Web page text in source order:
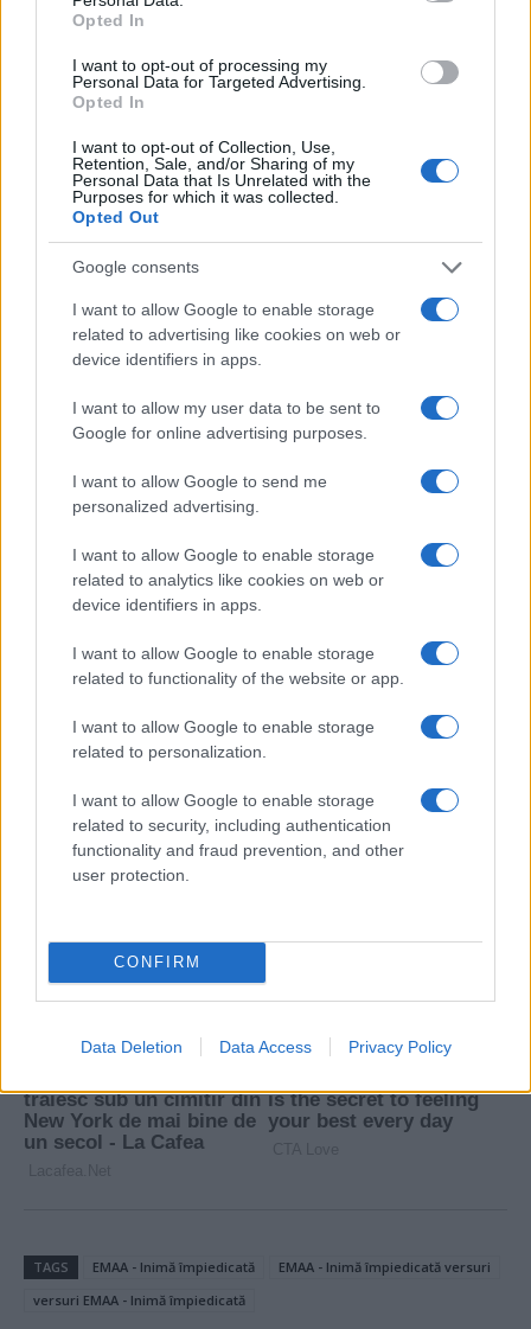
Opted In
I want to opt-out of processing my
Personal Data for Targeted Advertising.
Opted In
I want to opt-out of Collection, Use,
Retention, Sale, and/or Sharing of my
Personal Data that Is Unrelated with the
Purposes for which it was collected.
Opted Out
Google consents
I want to allow Google to enable storage
related to advertising like cookies on web or
device identifiers in apps.
I want to allow my user data to be sent to
Google for online advertising purposes.
I want to allow Google to send me
personalized advertising.
I want to allow Google to enable storage
related to analytics like cookies on web or
device identifiers in apps.
I want to allow Google to enable storage
related to functionality of the website or app.
I want to allow Google to enable storage
related to personalization.
I want to allow Google to enable storage
related to security, including authentication
functionality and fraud prevention, and other
user protection.
CONFIRM
Data Deletion Data Access Privacy Policy
TAGS EMAA - Inimă împiedicată
EMAA - Inimă împiedicată versuri
versuri EMAA - Inimă împiedicată